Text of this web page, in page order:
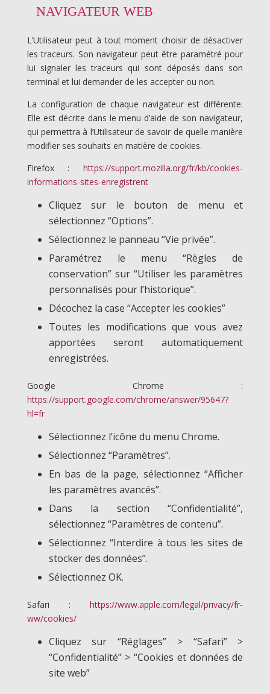
NAVIGATEUR WEB
L’Utilisateur peut à tout moment choisir de désactiver
les traceurs. Son navigateur peut être paramétré pour
lui signaler les traceurs qui sont déposés dans son
terminal et lui demander de les accepter ou non.
La configuration de chaque navigateur est différente.
Elle est décrite dans le menu d’aide de son navigateur,
qui permettra à l’Utilisateur de savoir de quelle manière
modifier ses souhaits en matière de cookies.
Firefox :https://support.mozilla.org/fr/kb/cookies-
informations-sites-enregistrent
Cliquez sur le bouton de menu et
sélectionnez “Options”.
Sélectionnez le panneau “Vie privée”.
Paramétrez le menu “Règles de
conservation” sur “Utiliser les paramètres
personnalisés pour l’historique”.
Décochez la case “Accepter les cookies”
Toutes les modifications que vous avez
apportées seront automatiquement
enregistrées.
Google Chrome :
https://support.google.com/chrome/answer/95647?
hl=fr
Sélectionnez l’icône du menu Chrome.
Sélectionnez “Paramètres”.
En bas de la page, sélectionnez “Afficher
les paramètres avancés”.
Dans la section “Confidentialité”,
sélectionnez “Paramètres de contenu”.
Sélectionnez “Interdire à tous les sites de
stocker des données”.
Sélectionnez OK.
Safari :https://www.apple.com/legal/privacy/fr-
ww/cookies/
Cliquez sur “Réglages” > “Safari” >
“Confidentialité” > “Cookies et données de
site web”